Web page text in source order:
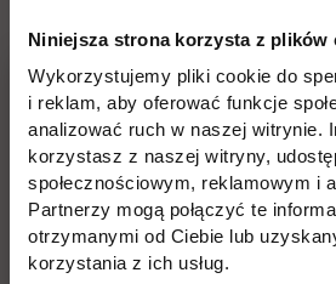
Niniejsza strona korzysta z plików
Wykorzystujemy pliki cookie do
i reklam, aby oferować funkcje
analizować ruch w naszej witrynie.
korzystasz z naszej witryny,
społecznościowym, reklamowym i
Partnerzy mogą połączyć te
otrzymanymi od Ciebie lub
korzystania z ich usług.